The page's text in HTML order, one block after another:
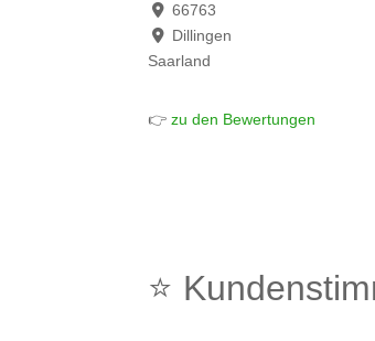
66763
Dillingen
Saarland
👉 zu den Bewertungen
⭐